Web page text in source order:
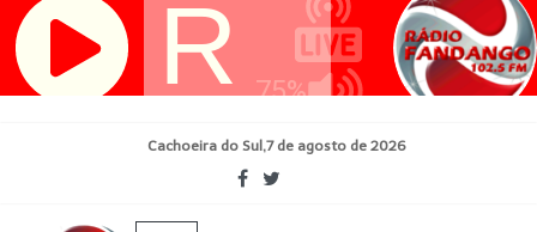
Pular
para
Cachoeira do Sul,7 de agosto de 2026